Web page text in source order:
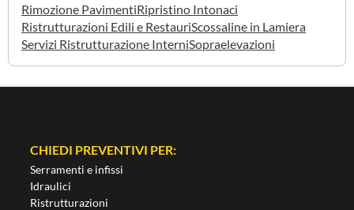
Rimozione PavimentiRipristino Intonaci
Ristrutturazioni Edili e RestauriScossaline in Lamiera
Servizi Ristrutturazione InterniSopraelevazioni
CHIEDI PREVENTIVI PER:
Serramenti e infissi
Idraulici
Ristrutturazioni